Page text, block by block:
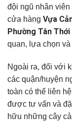
đội ngũ nhân
cửa hàng Vựa
Phường Tân Thới
quan, lựa chọn
Ngoài ra, đối với
các quận/huyện
toàn có thể liên
được tư vấn và
hữu những cây